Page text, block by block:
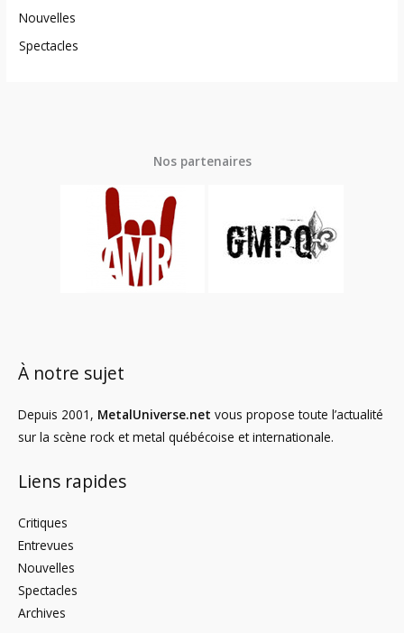
Nouvelles
Spectacles
Nos partenaires
À notre sujet
Depuis 2001, MetalUniverse.net vous propose toute l’actualité
sur la scène rock et metal québécoise et internationale.
Liens rapides
Critiques
Entrevues
Nouvelles
Spectacles
Archives